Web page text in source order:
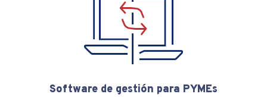
Software de gestión para PYMEs